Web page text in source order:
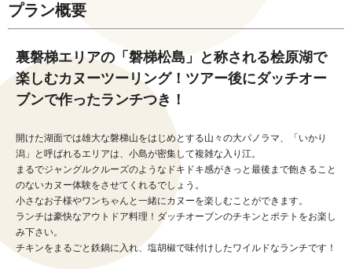
プラン概要
裏磐梯エリアの「磐梯松島」と称される桧原湖で
楽しむカヌーツーリング！ツアー後にダッチオー
ブンで作ったランチつき！
開けた湖面では雄大な磐梯山をはじめとする山々の大パノラマ、「いかり
潟」と呼ばれるエリアは、小島が密集して複雑な入り江。
まるでジャングルクルーズのようなドキドキ感がきっと最後まで飽きること
のないカヌー体験をさせてくれるでしょう。
小さなお子様やワンちゃんと一緒にカヌーを楽しむことができます。
ランチは豪快なアウトドア料理！ダッチオーブンのチキンとポテトをお楽し
み下さい。
チキンをまるごと鉄鍋に入れ、塩胡椒で味付けしたワイルドなランチです！